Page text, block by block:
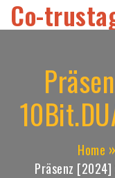
Skip
toCo-
Home
Präsenz